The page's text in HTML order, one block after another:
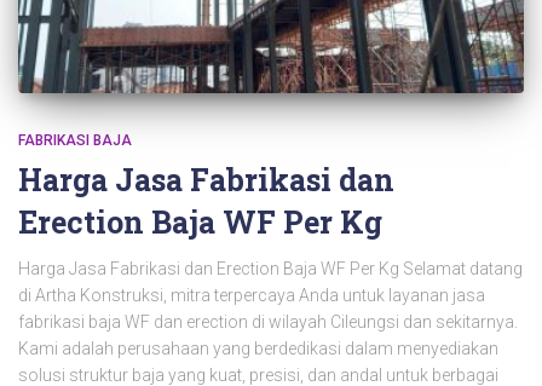
FABRIKASI BAJA
Harga Jasa Fabrikasi dan
Erection Baja WF Per Kg
Harga Jasa Fabrikasi dan Erection Baja WF Per Kg Selamat datang
di Artha Konstruksi, mitra terpercaya Anda untuk layanan jasa
fabrikasi baja WF dan erection di wilayah Cileungsi dan sekitarnya.
Kami adalah perusahaan yang berdedikasi dalam menyediakan
solusi struktur baja yang kuat, presisi, dan andal untuk berbagai